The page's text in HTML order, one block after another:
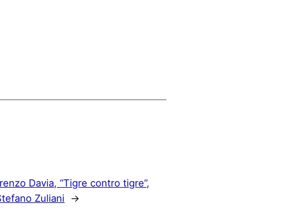
Davia, “Tigre contro tigre”,
Zuliani
→